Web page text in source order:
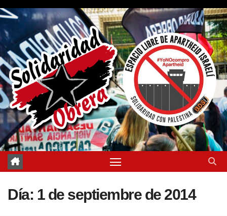
Saltar
contenido
Día: 1 de septiembre de 2014